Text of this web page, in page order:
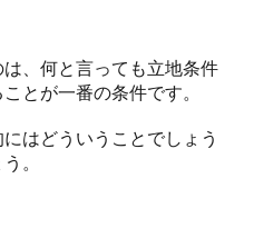
、何と言っても立地条件
とが一番の条件です。
はどういうことでしょう
。